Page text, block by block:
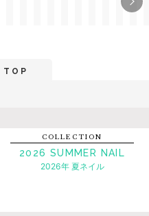
TOP
COLLECTION
2026 SUMMER NAIL
2026年 夏ネイル